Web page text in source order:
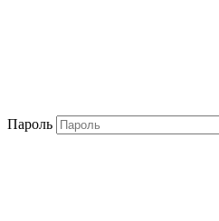
Пароль